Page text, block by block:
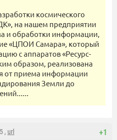
космического
на нашем предприятии
и обработки информации,
«ЦПОИ Самара», который
с аппаратов «Ресурс-
образом, реализована
от приема информации
Земли до
+1
, url